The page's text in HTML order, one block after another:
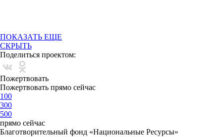
ПОКАЗАТЬ ЕЩЕ
СКРЫТЬ
Поделиться проектом:
Пожертвовать
Пожертвовать прямо сейчас
100
300
500
прямо сейчас
Благотворительный фонд «Национальные Ресурсы»